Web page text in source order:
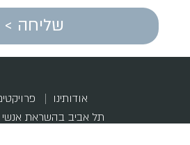
שליחה >
אודותינו
תל אביב בהשראת אנשי